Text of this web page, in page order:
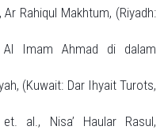
Rahiqul Makhtum, (Riyadh:
Imam Ahmad di dalam
(Kuwait: Dar Ihyait Turots,
al., Nisa’ Haular Rasul,